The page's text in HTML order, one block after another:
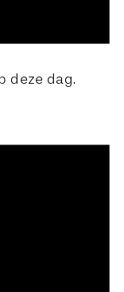
deze dag.